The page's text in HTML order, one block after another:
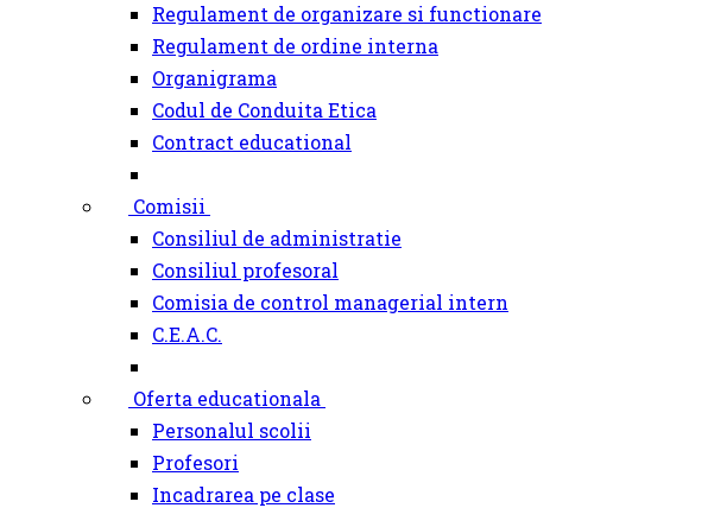
Regulament de organizare si functionare
Regulament de ordine interna
Organigrama
Codul de Conduita Etica
Contract educational
Comisii
Consiliul de administratie
Consiliul profesoral
Comisia de control managerial intern
C.E.A.C.
Oferta educationala
Personalul scolii
Profesori
Incadrarea pe clase